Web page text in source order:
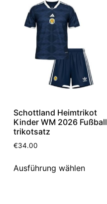
Schottland Heimtrikot
Kinder WM 2026 Fußball
trikotsatz
€34.00
Ausführung wählen